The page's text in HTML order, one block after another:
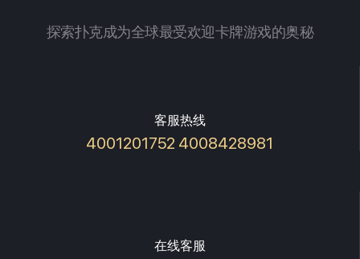
探索扑克成为全球最受欢迎卡牌游戏的奥秘
客服热线
4001201752 4008428981
在线客服